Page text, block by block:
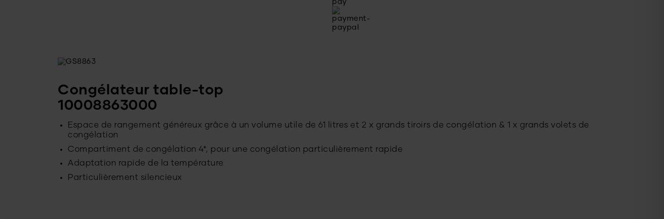
Congélateur table-top
10008863000
Espace de rangement généreux grâce à un volume utile de 61 litres et 2 x grands tiroirs de congélation & 1 x grands volets de
congélation
Compartiment de congélation 4*, pour une congélation particulièrement rapide
Adaptation rapide de la température
Particulièrement silencieux